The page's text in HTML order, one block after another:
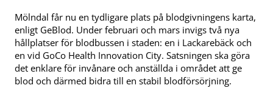
Mölndal får nu en tydligare plats på blodgivningens karta,
enligt GeBlod. Under februari och mars invigs två nya
hållplatser för blodbussen i staden: en i Lackarebäck och
en vid GoCo Health Innovation City. Satsningen ska göra
det enklare för invånare och anställda i området att ge
blod och därmed bidra till en stabil blodförsörjning.